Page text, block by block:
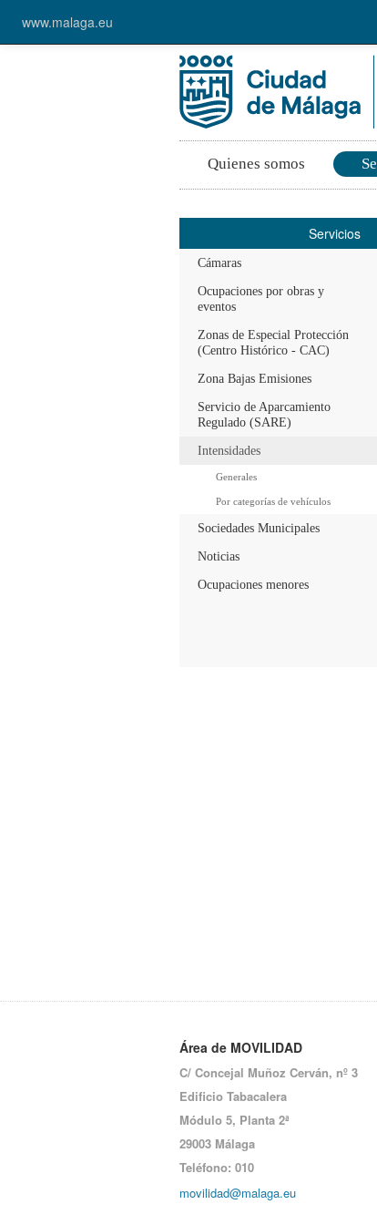
www.malaga.eu
Quienes somos
Servicios
Cámaras
Ocupaciones por obras y
eventos
Zonas de Especial Protección
(Centro Histórico - CAC)
Zona Bajas Emisiones
Servicio de Aparcamiento
Regulado (SARE)
Intensidades
Generales
Por categorías de vehículos
Sociedades Municipales
Noticias
Ocupaciones menores
Área de MOVILIDAD
C/ Concejal Muñoz Cerván, nº 3
Edificio Tabacalera
Módulo 5, Planta 2ª
29003 Málaga
Teléfono: 010
movilidad@malaga.eu